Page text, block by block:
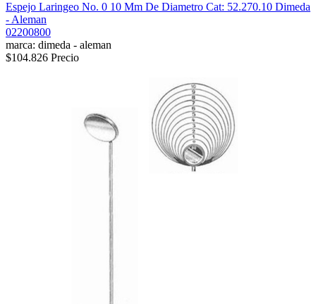
Espejo Laringeo No. 0 10 Mm De Diametro Cat: 52.270.10 Dimeda
- Aleman
02200800
marca: dimeda - aleman
$104.826 Precio